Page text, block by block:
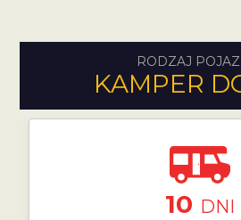
RODZAJ
KAMPER
10 DNI